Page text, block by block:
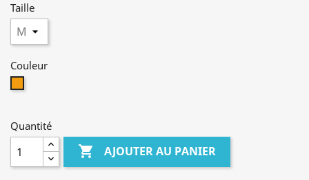
Taille
Couleur
Quantité
 AJOUTER AU PANIER